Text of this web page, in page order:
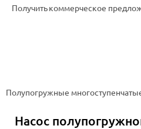
Получитькоммерческое
Полупогружные
Насос